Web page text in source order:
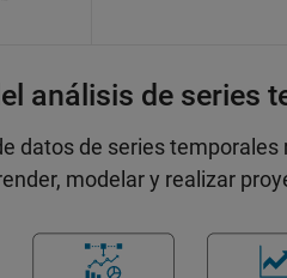
análisis de series
datos de series
modelar y realizar